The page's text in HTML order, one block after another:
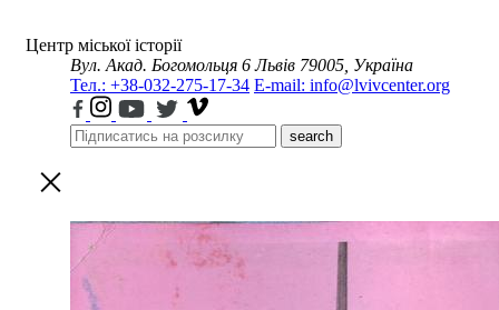
Центр міської історії
Вул. Акад. Богомольця 6 Львів 79005, Україна
Тел.: +38-032-275-17-34 E-mail: info@lvivcenter.org
search